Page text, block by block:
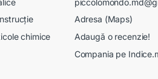
chimice
Adresa (Maps)
Adaugă o recenzie!
Compania pe